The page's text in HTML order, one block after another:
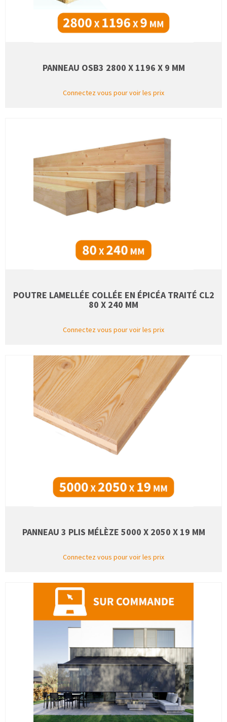
PANNEAU OSB3 2800 X 1196 X 9 MM
Connectez vous pour voir les prix
POUTRE LAMELLÉE COLLÉE EN ÉPICÉA TRAITÉ CL2
80 X 240 MM
Connectez vous pour voir les prix
PANNEAU 3 PLIS MÉLÈZE 5000 X 2050 X 19 MM
Connectez vous pour voir les prix